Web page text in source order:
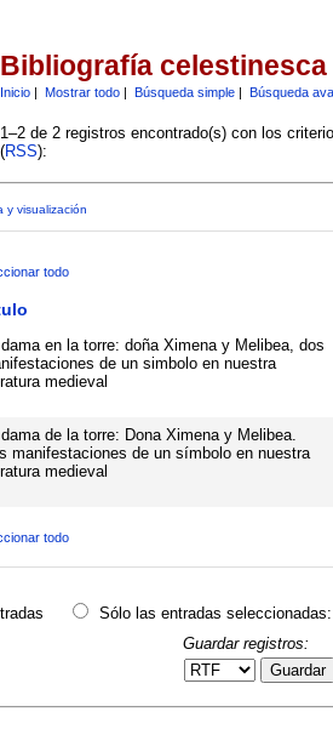
Bibliografía celestinesca
Inicio| Mostrar todo| Búsqueda simple| Búsqueda
1–2 de 2 registros encontrado(s) con los
(RSS):
y visualización
todo
dama en la torre: doña Ximena y Melibea, dos
de un simbolo en nuestra
medieval
dama de la torre: Dona Ximena y Melibea.
manifestaciones de un símbolo en nuestra
medieval
todo
Sólo las entradas seleccionadas:
Guardar registros:
Guardar